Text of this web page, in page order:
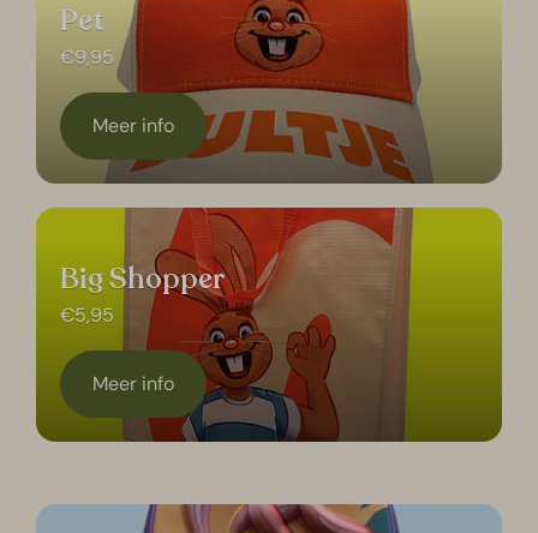
Pet
€9,95
Meer info
Big Shopper
€5,95
Meer info